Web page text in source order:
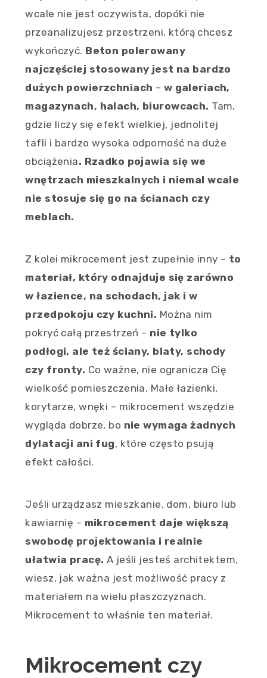
wcale nie jest oczywista, dopóki nie
przeanalizujesz przestrzeni, którą chcesz
wykończyć. Beton polerowany
najczęściej stosowany jest na bardzo
dużych powierzchniach – w galeriach,
magazynach, halach, biurowcach. Tam,
gdzie liczy się efekt wielkiej, jednolitej
tafli i bardzo wysoka odporność na duże
obciążenia. Rzadko pojawia się we
wnętrzach mieszkalnych i niemal wcale
nie stosuje się go na ścianach czy
meblach.
Z kolei mikrocement jest zupełnie inny – to
materiał, który odnajduje się zarówno
w łazience, na schodach, jak i w
przedpokoju czy kuchni. Można nim
pokryć całą przestrzeń – nie tylko
podłogi, ale też ściany, blaty, schody
czy fronty. Co ważne, nie ogranicza Cię
wielkość pomieszczenia. Małe łazienki,
korytarze, wnęki – mikrocement wszędzie
wygląda dobrze, bo nie wymaga żadnych
dylatacji ani fug, które często psują
efekt całości.
Jeśli urządzasz mieszkanie, dom, biuro lub
kawiarnię – mikrocement daje większą
swobodę projektowania i realnie
ułatwia pracę. A jeśli jesteś architektem,
wiesz, jak ważna jest możliwość pracy z
materiałem na wielu płaszczyznach.
Mikrocement to właśnie ten materiał.
Mikrocement czy